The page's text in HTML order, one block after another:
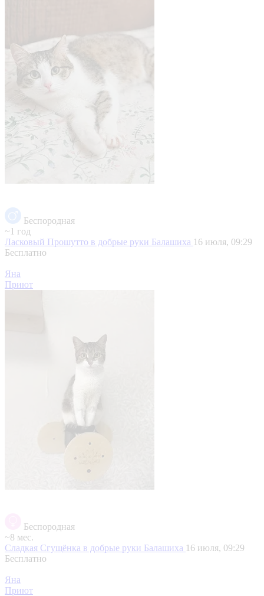
Беспородная
~1 год
Ласковый Прошутто в добрые руки Балашиха 16 июля, 09:29
Бесплатно
Яна
Приют
Беспородная
~8 мес.
Сладкая Сгущёнка в добрые руки Балашиха 16 июля, 09:29
Бесплатно
Яна
Приют